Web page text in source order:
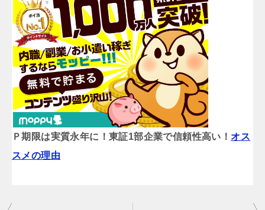
Ｐ期限は実質永年に！東証1部企業で信頼性高い！オス
スメの理由